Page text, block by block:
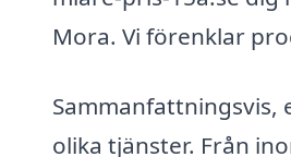
Mora. Vi förenklar
Sammanfattningsvis,
olika tjänster. Från